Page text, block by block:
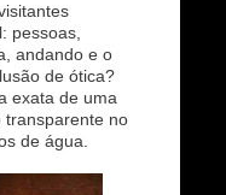
pessoas,
andando e o
de ótica?
exata de uma
transparente no
de água.